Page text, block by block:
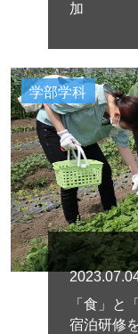
加
学部学科
「食」と
宿泊研修